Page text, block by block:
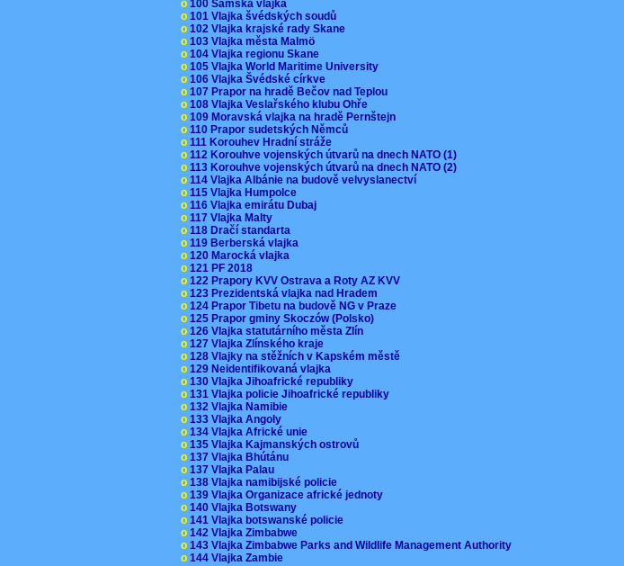
o 100 Samská vlajka
o 101 Vlajka švédských soudů
o 102 Vlajka krajské rady Skane
o 103 Vlajka města Malmö
o 104 Vlajka regionu Skane
o 105 Vlajka World Maritime University
o 106 Vlajka Švédské církve
o 107 Prapor na hradě Bečov nad Teplou
o 108 Vlajka Veslařského klubu Ohře
o 109 Moravská vlajka na hradě Pernštejn
o 110 Prapor sudetských Němců
o 111 Korouhev Hradní stráže
o 112 Korouhve vojenských útvarů na dnech NATO (1)
o 113 Korouhve vojenských útvarů na dnech NATO (2)
o 114 Vlajka Albánie na budově velvyslanectví
o 115 Vlajka Humpolce
o 116 Vlajka emirátu Dubaj
o 117 Vlajka Malty
o 118 Dračí standarta
o 119 Berberská vlajka
o 120 Marocká vlajka
o 121 PF 2018
o 122 Prapory KVV Ostrava a Roty AZ KVV
o 123 Prezidentská vlajka nad Hradem
o 124 Prapor Tibetu na budově NG v Praze
o 125 Prapor gminy Skoczów (Polsko)
o 126 Vlajka statutárního města Zlín
o 127 Vlajka Zlínského kraje
o 128 Vlajky na stěžních v Kapském městě
o 129 Neidentifikovaná vlajka
o 130 Vlajka Jihoafrické republiky
o 131 Vlajka policie Jihoafrické republiky
o 132 Vlajka Namibie
o 133 Vlajka Angoly
o 134 Vlajka Africké unie
o 135 Vlajka Kajmanských ostrovů
o 137 Vlajka Bhútánu
o 137 Vlajka Palau
o 138 Vlajka namibijské policie
o 139 Vlajka Organizace africké jednoty
o 140 Vlajka Botswany
o 141 Vlajka botswanské policie
o 142 Vlajka Zimbabwe
o 143 Vlajka Zimbabwe Parks and Wildlife Management Authority
o 144 Vlajka Zambie